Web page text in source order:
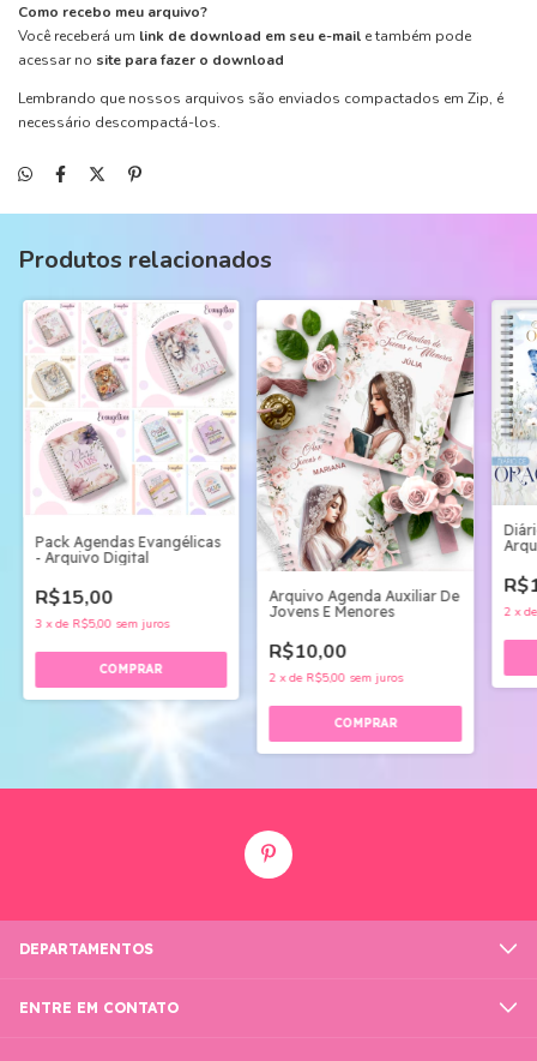
Como recebo meu arquivo?
Você receberá um link de download em seu e-mail e também pode
acessar no site para fazer o download
Lembrando que nossos arquivos são enviados compactados em Zip, é
necessário descompactá-los.
Produtos relacionados
Pack Agendas Evangélicas
- Arquivo Digital
R$15,00
3 xde R$5,00 sem juros
Arquivo Agenda Auxiliar De
Jovens E Menores
R$10,00
2 xde R$5,00 sem juros
2 x
DEPARTAMENTOS
ENTRE EM CONTATO